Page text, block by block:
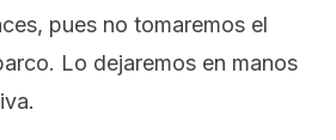
pues no tomaremos el
Lo dejaremos en manos